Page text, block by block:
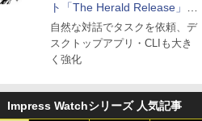
ト「The Herald Release」が
公開
自然な対話でタスクを依頼、デ
スクトップアプリ・CLIも大き
く強化
Impress Watchシリーズ 人気記事